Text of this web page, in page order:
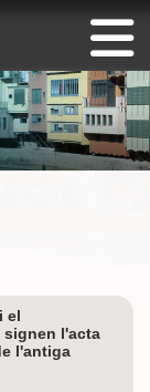
el
signen l'acta
l'antiga